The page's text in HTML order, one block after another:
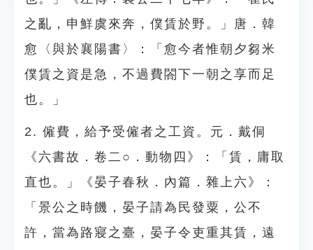
之亂，申鮮虞來奔，僕賃於野。」唐．韓
愈〈與於襄陽書〉：「愈今者惟朝夕芻米
僕賃之資是急，不過費閤下一朝之享而足
也。」
2. 僱費，給予受僱者之工資。元．戴侗
《六書故．卷二○．動物四》：「賃，庸取
直也。」《晏子春秋．內篇．雜上六》：
「景公之時饑，晏子請為民發粟，公不
許，當為路寢之臺，晏子令吏重其賃，遠